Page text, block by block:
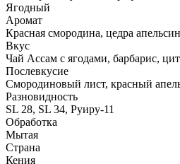
Ягодный
Аромат
Красная смородина, цедра
Вкус
Чай Ассам с ягодами, барбарис,
Послевкусие
Смородиновый лист, красный
Разновидность
SL 28, SL 34, Руиру-11
Обработка
Мытая
Страна
Кения